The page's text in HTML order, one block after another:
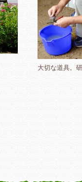
大切な道具。